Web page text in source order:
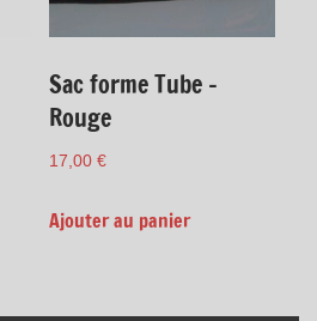
Sac forme Tube –
Rouge
17,00€
Ajouter au panier